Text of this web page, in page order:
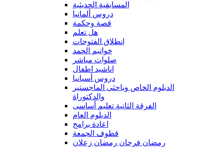
المسابقية الحديثية
دروس ألمانيا
قصة وحكمة
هل تعلم
انطلاق الفتوحات
خواتيم الحمد
صلوات مباشر
اناشيد اطفال
دروس أسبانيا
الدبلوم الخاص وباحثى الماجستير
والدكتوراة
الفرقة الثانية تعليم أساسى
الدبلوم العام
اعادة برامج
قطوف الجمعة
رمضان فرحان رمضان زعلان